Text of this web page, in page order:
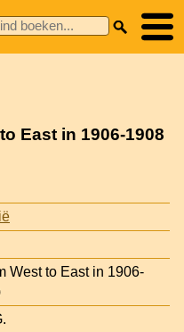
East in 1906-1908
West to East in 1906-